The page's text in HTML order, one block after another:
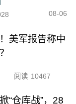
08-06
美军报告称中
阅读 10467
“仓库战”，28